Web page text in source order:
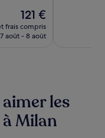
Le
nouveau
prix
121 €
frais compris
7 août - 8 août
les
Milan